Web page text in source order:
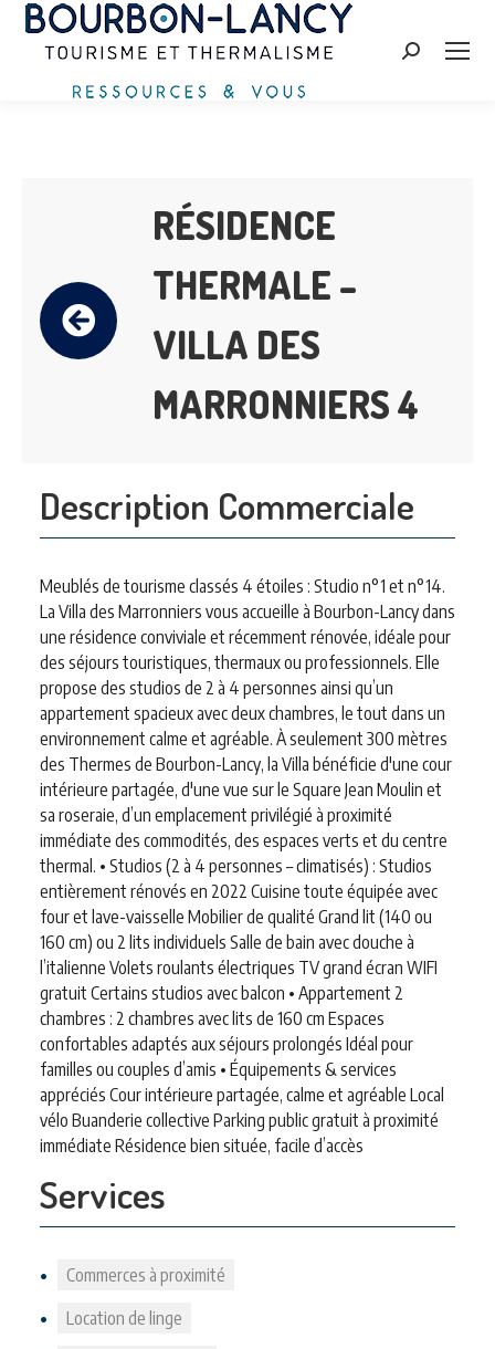
Zoeken:
RÉSIDENCE
THERMALE –
VILLA DES
MARRONNIERS 4
Description Commerciale
Meublés de tourisme classés 4 étoiles : Studio n°1 et n°14.
La Villa des Marronniers vous accueille à Bourbon-Lancy dans
une résidence conviviale et récemment rénovée, idéale pour
des séjours touristiques, thermaux ou professionnels. Elle
propose des studios de 2 à 4 personnes ainsi qu’un
appartement spacieux avec deux chambres, le tout dans un
environnement calme et agréable. À seulement 300 mètres
des Thermes de Bourbon-Lancy, la Villa bénéficie d'une cour
intérieure partagée, d'une vue sur le Square Jean Moulin et
sa roseraie, d’un emplacement privilégié à proximité
immédiate des commodités, des espaces verts et du centre
thermal. • Studios (2 à 4 personnes – climatisés) : Studios
entièrement rénovés en 2022 Cuisine toute équipée avec
four et lave-vaisselle Mobilier de qualité Grand lit (140 ou
160 cm) ou 2 lits individuels Salle de bain avec douche à
l’italienne Volets roulants électriques TV grand écran WIFI
gratuit Certains studios avec balcon • Appartement 2
chambres : 2 chambres avec lits de 160 cm Espaces
confortables adaptés aux séjours prolongés Idéal pour
familles ou couples d’amis • Équipements & services
appréciés Cour intérieure partagée, calme et agréable Local
vélo Buanderie collective Parking public gratuit à proximité
immédiate Résidence bien située, facile d’accès
Services
Commerces à proximité
Location de linge